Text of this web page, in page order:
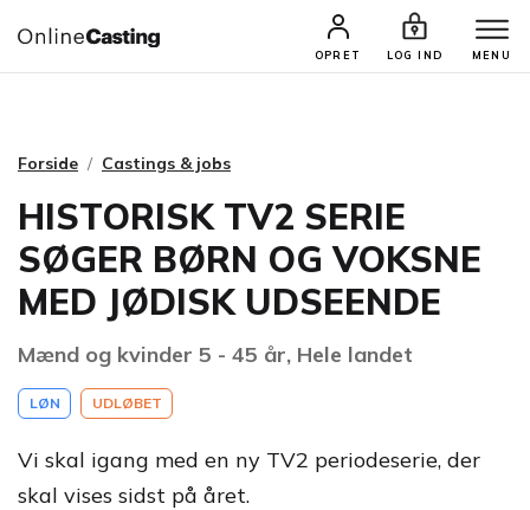
OPRET LOG IND MENU
CASTINGS & JOBS SØG PROFIL
Forside Castings & jobs
HISTORISK TV2 SERIE
SØGER BØRN OG VOKSNE
MED JØDISK UDSEENDE
Mænd og kvinder 5 - 45 år, Hele landet
LØN UDLØBET
Vi skal igang med en ny TV2 periodeserie, der
skal vises sidst på året.